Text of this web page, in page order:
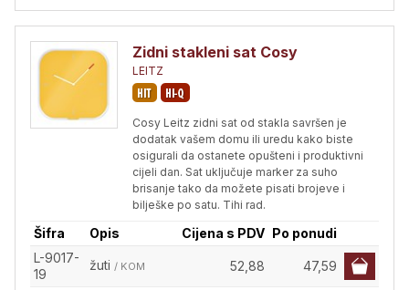
Zidni stakleni sat Cosy
LEITZ
Cosy Leitz zidni sat od stakla savršen je
dodatak vašem domu ili uredu kako biste
osigurali da ostanete opušteni i produktivni
cijeli dan. Sat uključuje marker za suho
brisanje tako da možete pisati brojeve i
bilješke po satu. Tihi rad.
Šifra Opis Cijena s PDV Po ponudi
L-9017-
19
žuti / KOM 52,88 47,59